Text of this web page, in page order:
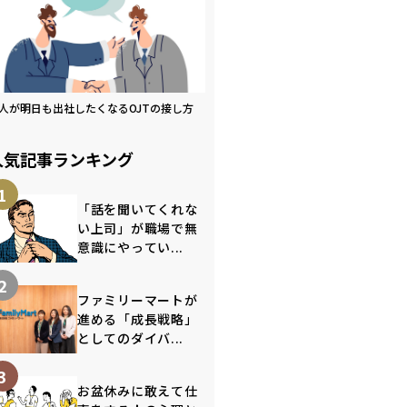
が明日も出社したくなるOJTの接し方
記事ランキング
「話を聞いてくれな
い上司」が職場で無
意識にやってい...
ファミリーマートが
進める「成長戦略」
としてのダイバ...
お盆休みに敢えて仕